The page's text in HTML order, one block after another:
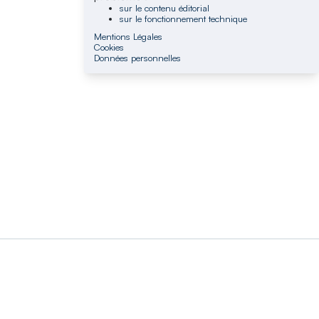
sur le contenu éditorial
sur le fonctionnement technique
Mentions Légales
Cookies
Données personnelles